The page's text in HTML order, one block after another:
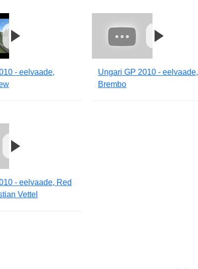
- eelvaade,
Ungari GP 2010 - eelvaade,
Brembo
- eelvaade, Red
Vettel